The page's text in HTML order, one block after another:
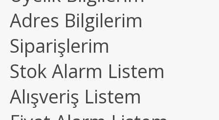
Adres Bilgilerim
Siparişlerim
Stok Alarm Listem
Alışveriş Listem